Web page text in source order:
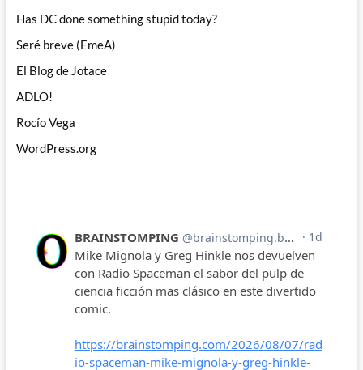
Has DC done something stupid today?
Seré breve (EmeA)
El Blog de Jotace
ADLO!
Rocío Vega
WordPress.org